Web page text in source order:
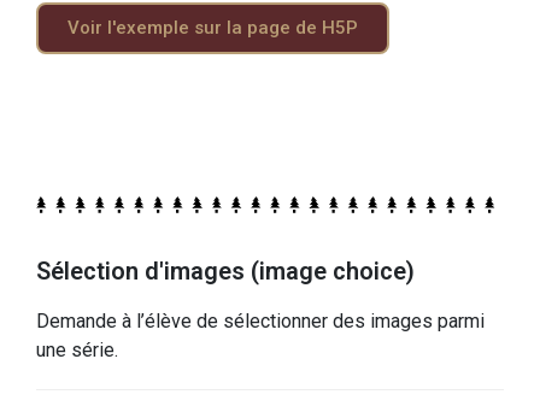
Voir l'exemple sur la page de H5P
Sélection d'images (image choice)
Demande à l’élève de sélectionner des images parmi
une série.